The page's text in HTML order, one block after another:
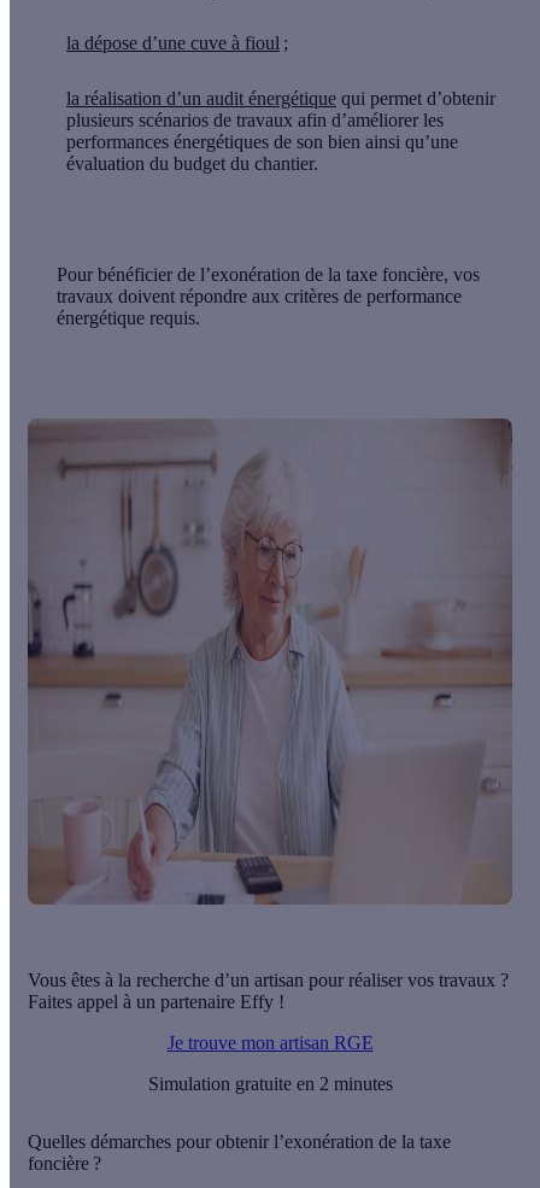
la dépose d’une cuve à fioul ;
la réalisation d’un audit énergétique qui permet d’obtenir
plusieurs scénarios de travaux afin d’améliorer les
performances énergétiques de son bien ainsi qu’une
évaluation du budget du chantier.
Pour bénéficier de l’exonération de la taxe foncière, vos
travaux doivent répondre aux critères de performance
énergétique requis.
Vous êtes à la recherche d’un artisan pour réaliser vos travaux ?
Faites appel à un partenaire Effy !
Je trouve mon artisan RGE
Simulation gratuite en 2 minutes
Quelles démarches pour obtenir l’exonération de la taxe
foncière ?